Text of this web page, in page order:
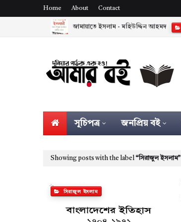
Home About Contact
জামায়াতে ইসলাম - মহিউদ্দিন আহমদ
সূচিপত্র জনপ্রিয় বই
Showing posts with the label সিরাজুল ইসলাম
সিরাজুল ইসলাম